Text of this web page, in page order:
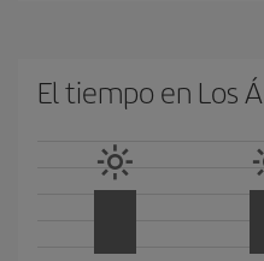
El tiempo en Los